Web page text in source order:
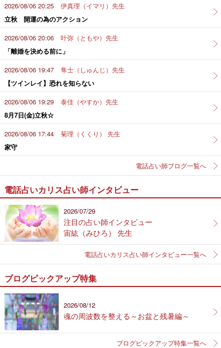
2026/08/06 20:25
伊真理（イマリ）先生
立秋 開運の為のアクション
2026/08/06 20:06
叶弥（ともや）先生
「離婚を決める前に」
2026/08/06 19:47
隼士（しゅんじ）先生
【ツインレイ】恐れを知らない
2026/08/06 19:29
泰佳（やすか）先生
8月7日(金)立秋☆
2026/08/06 17:44
菊理（くくり） 先生
家守
電話占い師ブログ一覧へ
電話占いカリス占い師インタビュー
2026/07/29
注目の占い師インタビュー
宙紘（みひろ） 先生
電話占いカリス占い師インタビュー一覧へ
ブログピックアップ特集
2026/08/12
魂の周波数を整える～お盆と残暑編～
ブログピックアップ特集一覧へ